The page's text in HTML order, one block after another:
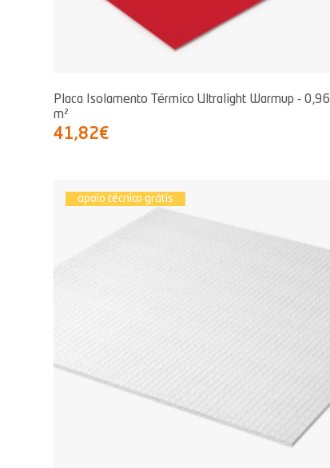
Placa Isolamento Térmico Ultralight Warmup - 0,96
m²
41,82€
apoio técnico grátis